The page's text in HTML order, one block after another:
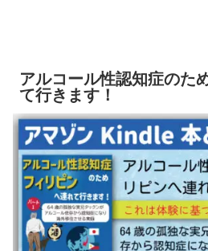
アルコール性認知症のた
て行きます！